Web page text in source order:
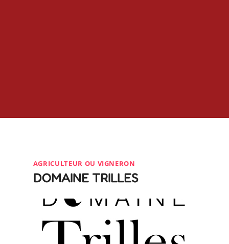
AGRICULTEUR OU VIGNERON
DOMAINE TRILLES